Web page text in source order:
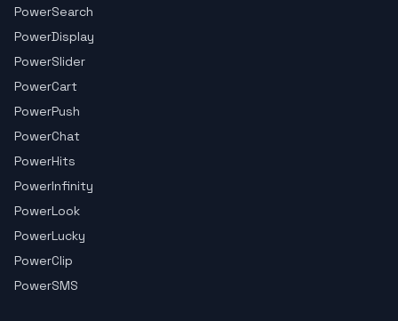
PowerSearch
PowerDisplay
PowerSlider
PowerCart
PowerPush
PowerChat
PowerHits
PowerInfinity
PowerLook
PowerLucky
PowerClip
PowerSMS